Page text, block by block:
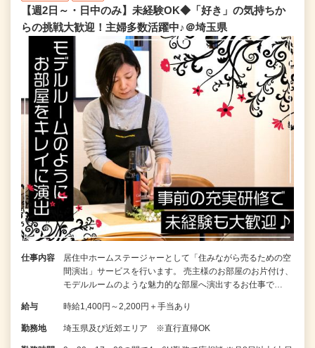
【週2日～・日中のみ】未経験OK◆「好き」の気持ちか
らの挑戦大歓迎！主婦多数活躍中♪＠埼玉県
仕事内容
居住中ホームステージャーとして「住みながら売るための空
間演出」サービスを行います。 売主様のお部屋のお片付け、
モデルルームのような魅力的な部屋へ演出するお仕事で…
給与 時給1,400円～2,200円＋手当あり
勤務地 埼玉県及び近郊エリア ※直行直帰OK